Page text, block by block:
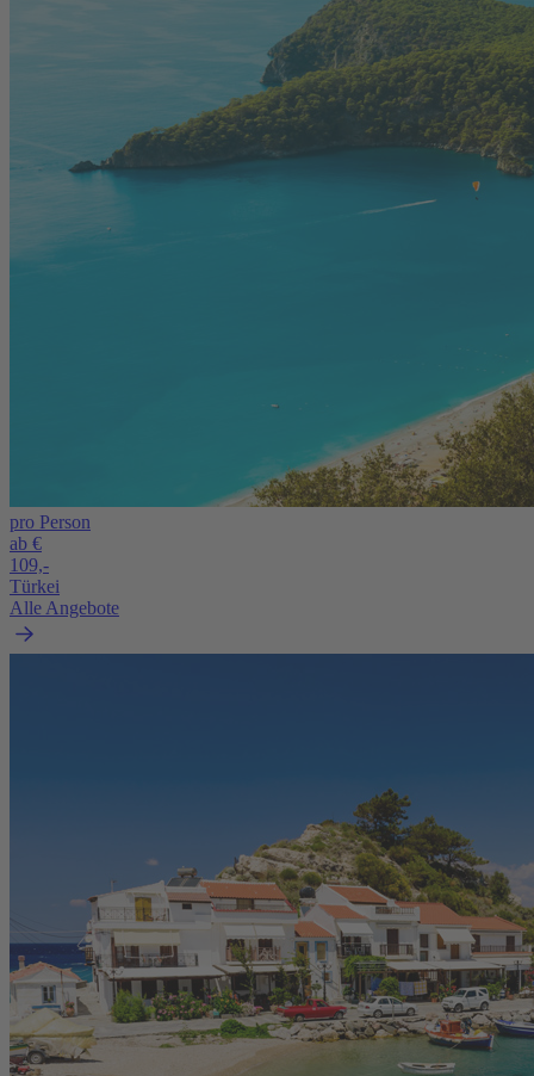
pro Person
ab €
109,-
Türkei
Alle Angebote